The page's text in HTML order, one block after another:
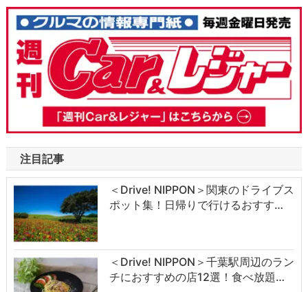
注目記事
＜Drive! NIPPON＞関東のドライブス
ポット集！日帰りで行けるおすす…
＜Drive! NIPPON＞千葉駅周辺のラン
チにおすすめの店12選！食べ放題…